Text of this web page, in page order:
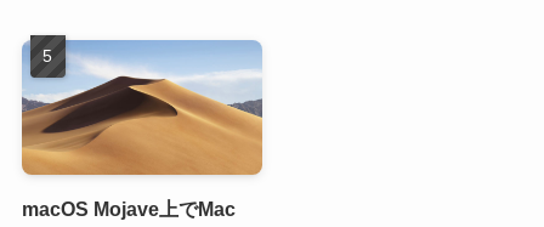
macOS Mojave上でMac